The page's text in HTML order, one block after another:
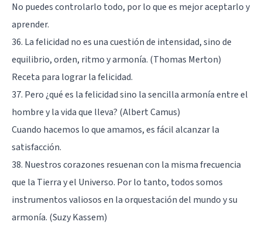
No puedes controlarlo todo, por lo que es mejor aceptarlo y
aprender.
36. La felicidad no es una cuestión de intensidad, sino de
equilibrio, orden, ritmo y armonía. (Thomas Merton)
Receta para lograr la felicidad.
37. Pero ¿qué es la felicidad sino la sencilla armonía entre el
hombre y la vida que lleva? (Albert Camus)
Cuando hacemos lo que amamos, es fácil alcanzar la
satisfacción.
38. Nuestros corazones resuenan con la misma frecuencia
que la Tierra y el Universo. Por lo tanto, todos somos
instrumentos valiosos en la orquestación del mundo y su
armonía. (Suzy Kassem)